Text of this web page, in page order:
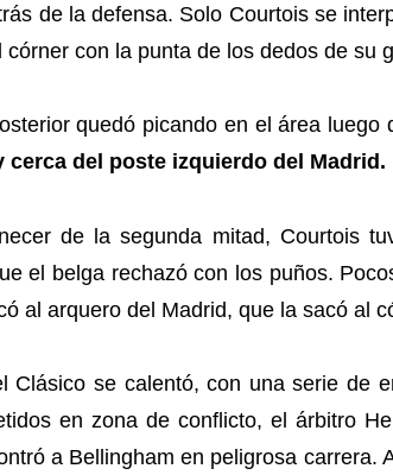
de la defensa. Solo Courtois se
córner con la punta de los dedos de su
quedó picando en el área luego
cerca del poste izquierdo del Madrid.
de la segunda mitad, Courtois
el belga rechazó con los puños.
al arquero del Madrid, que la sacó al
Clásico se calentó, con una serie de
en zona de conflicto, el árbitro
a Bellingham en peligrosa